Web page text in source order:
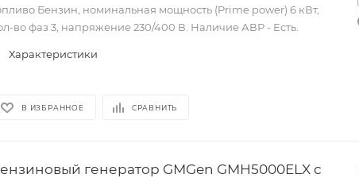
Бензин, номинальная мощность (Prime power) 6 кВт,
во фаз 3, напряжение 230/400 В. Наличие АВР - Есть.
Характеристики
В ИЗБРАННОЕ СРАВНИТЬ
генератор GMGen GMH5000ELX с